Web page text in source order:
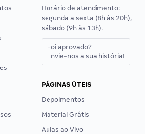
Horário de atendimento:
segunda a sexta (8h às 20h),
sábado (9h às 13h).
Foi aprovado?
Envie-nos a sua história!
PÁGINAS ÚTEIS
Depoimentos
Material Grátis
Aulas ao Vivo